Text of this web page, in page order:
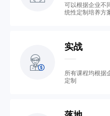
可以根据企业不
统性定制培养方
实战
所有课程均根据
定制